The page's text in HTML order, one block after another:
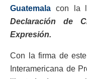
Guatemala con la
Declaración de
Expresión.
Con la firma de
Interamericana de